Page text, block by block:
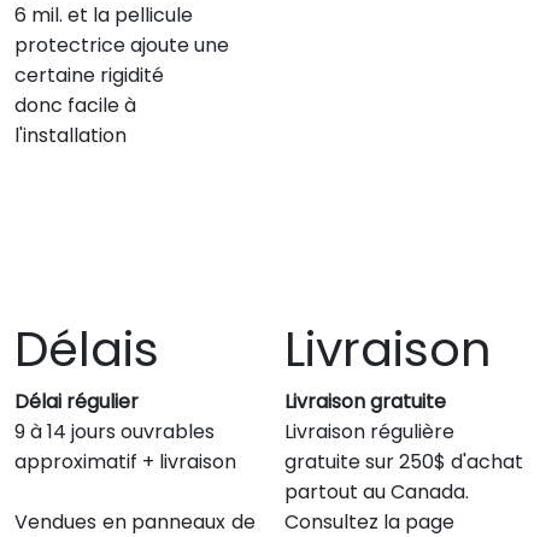
6 mil. et la pellicule
protectrice ajoute une
certaine rigidité
donc facile à
l'installation
Délais
Délai régulier
9 à 14 jours ouvrables
approximatif + livraison
Vendues en panneaux de
Livraison
Livraison gratuite
Livraison régulière
gratuite sur 250$ d'achat
partout au Canada.
Consultez la page